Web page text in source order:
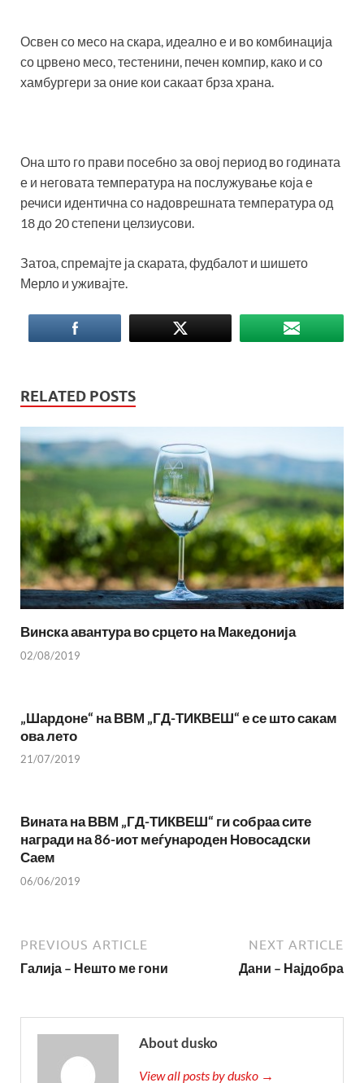
Освен со месо на скара, идеално е и во комбинација
со црвено месо, тестенини, печен компир, како и со
хамбургери за оние кои сакаат брза храна.
Она што го прави посебно за овој период во годината
е и неговата температура на послужување која е
речиси идентична со надоврешната температура од
18 до 20 степени целзиусови.
Затоа, спремајте ја скарата, фудбалот и шишето
Мерло и уживајте.
RELATED POSTS
Винска авантура во срцето на Македонија
02/08/2019
„Шардоне“ на ВВМ „ГД-ТИКВЕШ“ е се што сакам
ова лето
21/07/2019
Вината на ВВМ „ГД-ТИКВЕШ“ ги собраа сите
награди на 86-иот меѓународен Новосадски
Саем
06/06/2019
PREVIOUS ARTICLE
Галија – Нешто ме гони
NEXT ARTICLE
Дани – Најдобра
About dusko
View all posts by dusko →